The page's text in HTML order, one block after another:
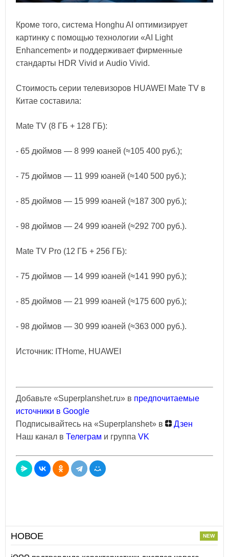
Кроме того, система Honghu AI оптимизирует
картинку с помощью технологии «AI Light
Enhancement» и поддерживает фирменные
стандарты HDR Vivid и Audio Vivid.
Стоимость серии телевизоров HUAWEI Mate TV в
Китае составила:
Mate TV (8 ГБ + 128 ГБ):
- 65 дюймов — 8 999 юаней (≈105 400 руб.);
- 75 дюймов — 11 999 юаней (≈140 500 руб.);
- 85 дюймов — 15 999 юаней (≈187 300 руб.);
- 98 дюймов — 24 999 юаней (≈292 700 руб.).
Mate TV Pro (12 ГБ + 256 ГБ):
- 75 дюймов — 14 999 юаней (≈141 990 руб.);
- 85 дюймов — 21 999 юаней (≈175 600 руб.);
- 98 дюймов — 30 999 юаней (≈363 000 руб.).
Источник: ITHome, HUAWEI
Добавьте «Superplanshet.ru» в предпочитаемые
источники в Google
Подписывайтесь на «Superplanshet» в
Дзен
Наш канал в Телеграм и группа VK
НОВОЕ